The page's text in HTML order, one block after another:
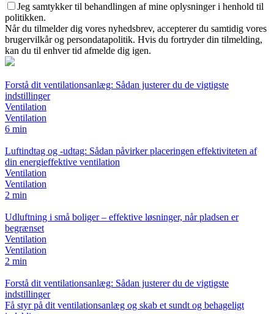
Jeg samtykker til behandlingen af mine oplysninger i henhold til
politikken.
Når du tilmelder dig vores nyhedsbrev, accepterer du samtidig vores
brugervilkår og persondatapolitik. Hvis du fortryder din tilmelding,
kan du til enhver tid afmelde dig igen.
Forstå dit ventilationsanlæg: Sådan justerer du de vigtigste
indstillinger
Ventilation
Ventilation
6 min
Luftindtag og -udtag: Sådan påvirker placeringen effektiviteten af
din energieffektive ventilation
Ventilation
Ventilation
2 min
Udluftning i små boliger – effektive løsninger, når pladsen er
begrænset
Ventilation
Ventilation
2 min
Forstå dit ventilationsanlæg: Sådan justerer du de vigtigste
indstillinger
Få styr på dit ventilationsanlæg og skab et sundt og behageligt